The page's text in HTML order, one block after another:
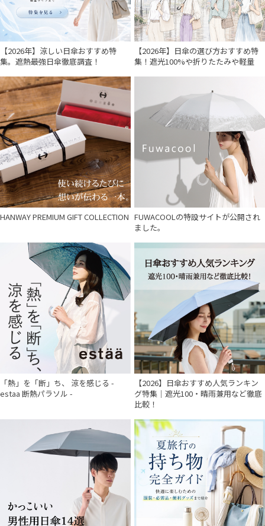
【2026年】涼しい日傘おすすめ特
集。遮熱最強日傘徹底調査！
【2026年】日傘の選び方おすすめ特
集！遮光100%や折りたたみや軽量
HANWAY PREMIUM GIFT COLLECTION FUWACOOLの特設サイトが公開され
ました。
「熱」を「断」ち、 涼を感じる -
estaa 断熱パラソル -
【2026】日傘おすすめ人気ランキン
グ特集｜遮光100・晴雨兼用など徹底
比較！